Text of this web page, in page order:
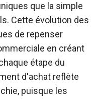
que la simple
Cette évolution des
de repenser
en créant
étape du
d'achat reflète
puisque les